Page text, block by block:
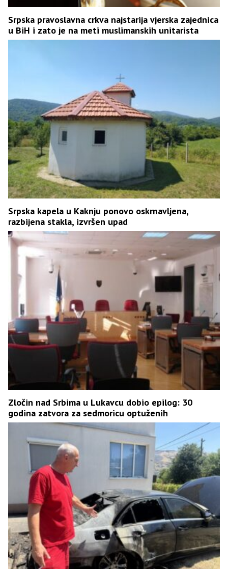
Srpska pravoslavna crkva najstarija vjerska zajednica
u BiH i zato je na meti muslimanskih unitarista
Srpska kapela u Kaknju ponovo oskrnavljena,
razbijena stakla, izvršen upad
Zločin nad Srbima u Lukavcu dobio epilog: 30
godina zatvora za sedmoricu optuženih